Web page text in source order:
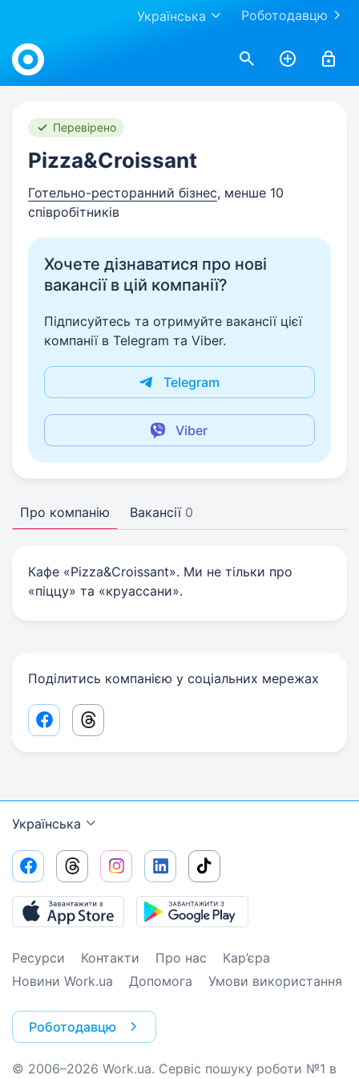
Роботодавцю
Українська
Work.ua
Перевірено
Pizza&Croissant
Готельно-ресторанний бізнес, менше 10
співробітників
Хочете дізнаватися про нові
вакансії в цій компанії?
Підписуйтесь та отримуйте вакансії цієї
компанії в Telegram та Viber.
Telegram
Viber
Про компанію Вакансії 0
Кафе «Pizza&Croissant». Ми не тільки про
«піццу» та «круассани».
Поділитись компанією у соціальних мережах
Facebook share link
Threads share link
Українська
Ресурси Контакти Про нас
Кар’єра
Новини Work.ua
Допомога Умови використання
Роботодавцю
© 2006–2026 Work.ua. Сервіс пошуку роботи №1 в